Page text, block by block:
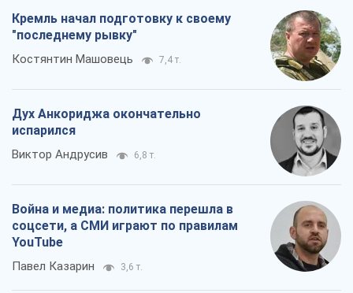
Кремль начал подготовку к своему
"последнему рывку"
Костянтин Машовець 7,4 т.
Дух Анкориджа окончательно
испарился
Виктор Андрусив 6,8 т.
Война и медиа: политика перешла в
соцсети, а СМИ играют по правилам
YouTube
Павел Казарин 3,6 т.